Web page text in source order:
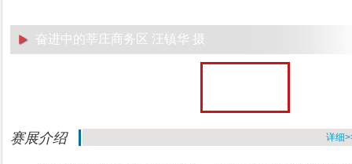
科技制造 赵红 摄
赛展介绍 详细